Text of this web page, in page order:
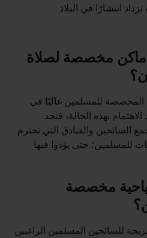
انتشارًا في البلاد
مخصصة لصلاة
المخصصة للمسلمين غالبًا في
الاهتمام بهذه الحالة، فنجد
السائحين والفنادق التي تحترم
للمسلمين؛ حتى يؤدوا فيها
مخصصة
للسائحين المسلمين الراغبين